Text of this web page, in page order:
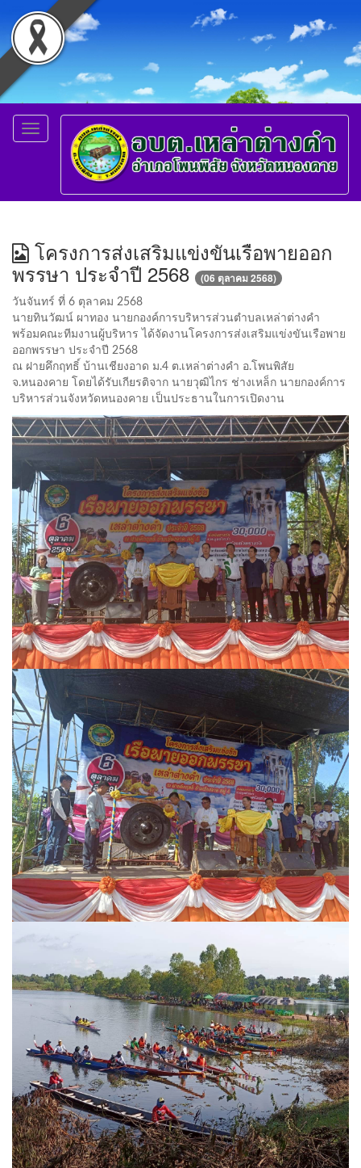
Toggle
navigation
โครงการส่งเสริมแข่งขันเรือพายออก
พรรษา ประจำปี 2568 (06 ตุลาคม 2568)
วันจันทร์ ที่ 6 ตุลาคม 2568
นายทินวัฒน์ ผาทอง นายกองค์การบริหารส่วนตำบลเหล่าต่างคำ
พร้อมคณะทีมงานผู้บริหาร ได้จัดงานโครงการส่งเสริมแข่งขันเรือพาย
ออกพรรษา ประจำปี 2568
ณ ฝายคึกฤทธิ์ บ้านเชียงอาด ม.4 ต.เหล่าต่างคำ อ.โพนพิสัย
จ.หนองคาย โดยได้รับเกียรติจาก นายวุฒิไกร ช่างเหล็ก นายกองค์การ
บริหารส่วนจังหวัดหนองคาย เป็นประธานในการเปิดงาน